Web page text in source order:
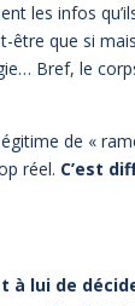
les infos
que si
Bref, le
de «
réel. C’est
à lui de